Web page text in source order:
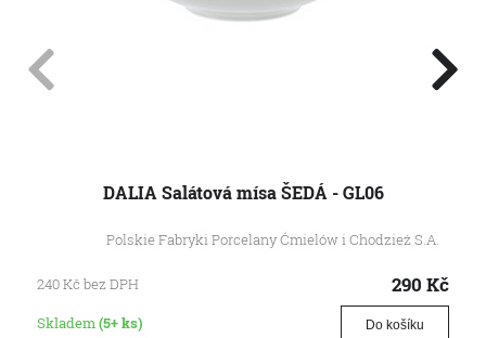
DALIA Salátová mísa ŠEDÁ - GL06
Polskie Fabryki Porcelany Ćmielów i Chodzież S.A.
240Kč bez DPH 290 Kč
Skladem(5+ ks) Do košíku